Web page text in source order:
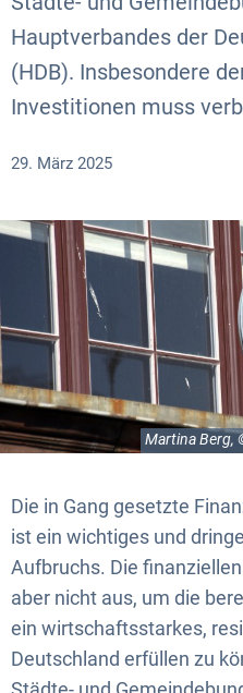
Hauptverbandes der
(HDB). Insbesondere
Investitionen muss
29. März 2025
Martina Berg,
Die in Gang gesetzte
ist ein wichtiges und
Aufbruchs. Die
aber nicht aus, um die
ein wirtschaftsstarkes,
Deutschland erfüllen zu